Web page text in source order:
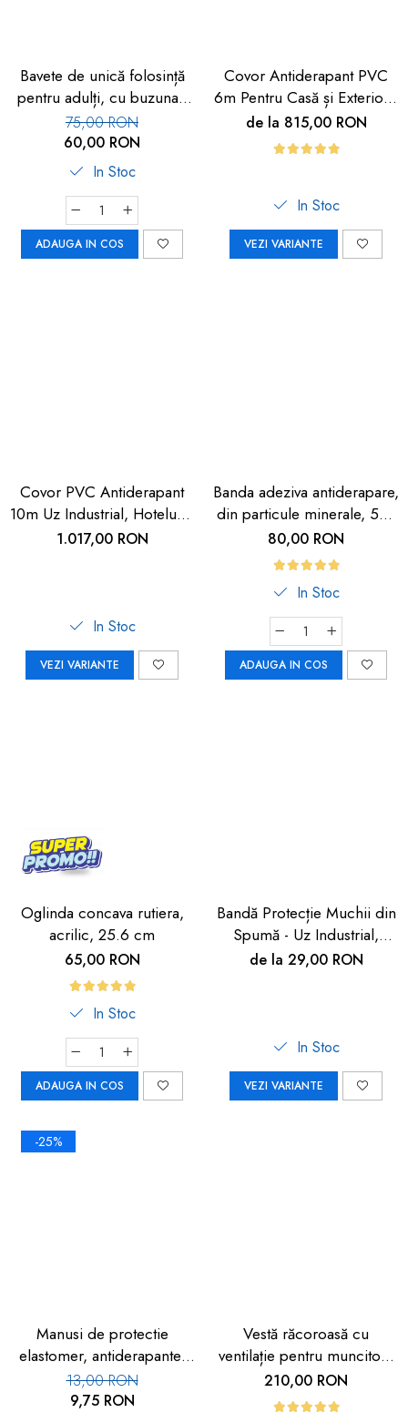
Bavete de unică folosință
pentru adulți, cu buzunar,
set 50 buc, FM-108
75,00 RON
60,00 RON
In Stoc
ADAUGA IN COS
Covor Antiderapant PVC
6m Pentru Casă și Exterior |
Carboysafety
de la 815,00 RON
In Stoc
VEZI VARIANTE
Covor PVC Antiderapant
10m Uz Industrial, Hoteluri |
Carboysafety
1.017,00 RON
In Stoc
VEZI VARIANTE
Banda adeziva antiderapare,
din particule minerale, 5m,
neagra cu dunga
fosforescenta
80,00 RON
In Stoc
ADAUGA IN COS
Oglinda concava rutiera,
acrilic, 25.6 cm
65,00 RON
In Stoc
ADAUGA IN COS
Bandă Protecție Muchii din
Spumă - Uz Industrial,
Crem, 90cm | Car Boy
de la 29,00 RON
In Stoc
VEZI VARIANTE
-25%
Manusi de protectie
elastomer, antiderapante,
set 100 buc
13,00 RON
9,75 RON
Vestă răcoroasă cu
ventilație pentru muncitori,
sportivi și HORECA
210,00 RON